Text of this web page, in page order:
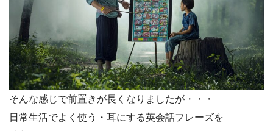
そんな感じで前置きが長くなりましたが・・・
日常生活でよく使う・耳にする英会話フレーズを